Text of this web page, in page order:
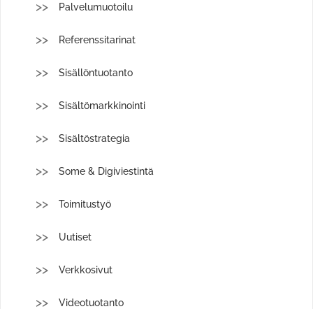
Palvelumuotoilu
Referenssitarinat
Sisällöntuotanto
Sisältömarkkinointi
Sisältöstrategia
Some & Digiviestintä
Toimitustyö
Uutiset
Verkkosivut
Videotuotanto